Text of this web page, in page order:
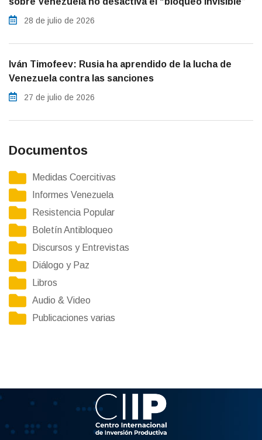
28 de julio de 2026
Iván Timofeev: Rusia ha aprendido de la lucha de
Venezuela contra las sanciones
27 de julio de 2026
Documentos
Medidas Coercitivas
Informes Venezuela
Resistencia Popular
Boletín Antibloqueo
Discursos y Entrevistas
Diálogo y Paz
Libros
Audio & Video
Publicaciones varias